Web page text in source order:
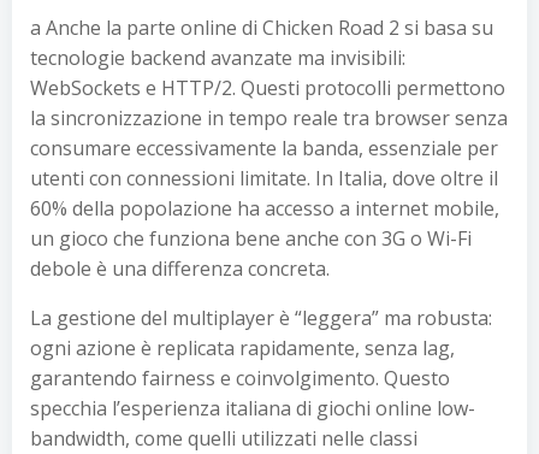
a Anche la parte online di Chicken Road 2 si basa su
tecnologie backend avanzate ma invisibili:
WebSockets e HTTP/2. Questi protocolli permettono
la sincronizzazione in tempo reale tra browser senza
consumare eccessivamente la banda, essenziale per
utenti con connessioni limitate. In Italia, dove oltre il
60% della popolazione ha accesso a internet mobile,
un gioco che funziona bene anche con 3G o Wi-Fi
debole è una differenza concreta.
La gestione del multiplayer è “leggera” ma robusta:
ogni azione è replicata rapidamente, senza lag,
garantendo fairness e coinvolgimento. Questo
specchia l’esperienza italiana di giochi online low-
bandwidth, come quelli utilizzati nelle classi